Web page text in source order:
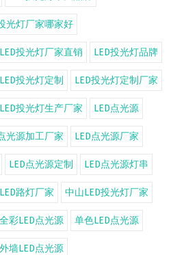
光灯厂家哪家好
LED投光灯厂家直销 LED投光灯品牌
LED投光灯定制 LED投光灯定制厂家
LED投光灯生产厂家 LED点光源
光源加工厂家 LED点光源厂家
LED点光源定制 LED点光源灯串
LED路灯厂家 中山LED投光灯厂家
全彩LED点光源 单色LED点光源
外墙LED点光源